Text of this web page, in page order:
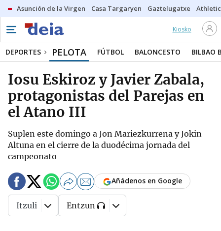
Asunción de la Virgen Casa Targaryen Gaztelugatxe Athletic
Kiosko
DEPORTES PELOTA FÚTBOL BALONCESTO BILBAO
Iosu Eskiroz y Javier Zabala,
protagonistas del Parejas en
el Atano III
Suplen este domingo a Jon Mariezkurrena y Jokin
Altuna en el cierre de la duodécima jornada del
campeonato
Añádenos en Google
Itzuli Entzun